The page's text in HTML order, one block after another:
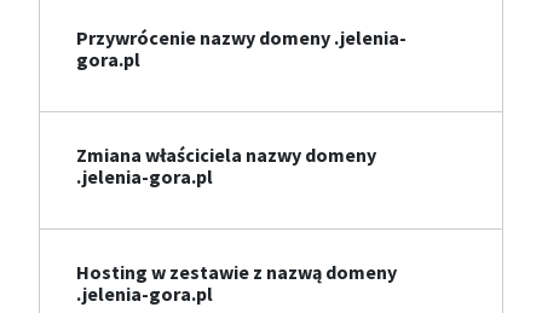
Przywrócenie nazwy domeny .jelenia-
gora.pl
Zmiana właściciela nazwy domeny
.jelenia-gora.pl
Hosting w zestawie z nazwą domeny
.jelenia-gora.pl